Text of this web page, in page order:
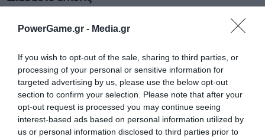
PowerGame.gr - Media.gr
If you wish to opt-out of the sale, sharing to third parties, or
processing of your personal or sensitive information for
targeted advertising by us, please use the below opt-out
section to confirm your selection. Please note that after your
opt-out request is processed you may continue seeing
interest-based ads based on personal information utilized by
us or personal information disclosed to third parties prior to
Τα ορόσημα για έναν ασφαλή ελληνικό
Πόσο άλλαξε ο σιδηρόδρομος τρία χρόνια μετά
την τραγωδία των Τεμπών
Τρένα: Σε λειτουργία το railway.gov.gr, ζωντανή